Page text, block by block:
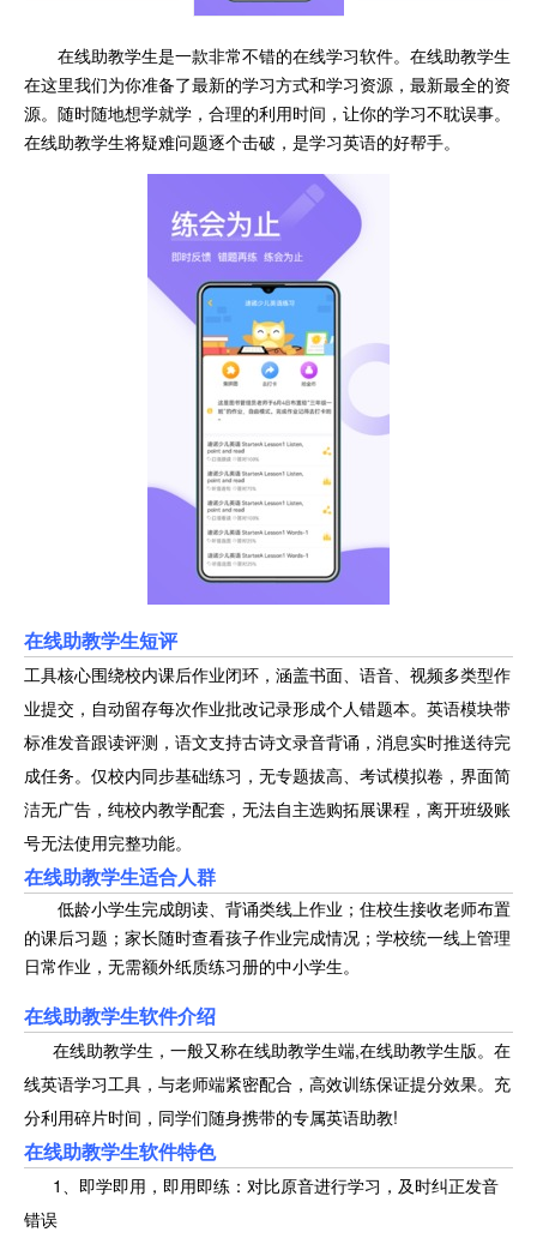
在线助教学生是一款非常不错的在线学习软件。在线助教学生
在这里我们为你准备了最新的学习方式和学习资源，最新最全的资
源。随时随地想学就学，合理的利用时间，让你的学习不耽误事。
在线助教学生将疑难问题逐个击破，是学习英语的好帮手。
在线助教学生短评
工具核心围绕校内课后作业闭环，涵盖书面、语音、视频多类型作
业提交，自动留存每次作业批改记录形成个人错题本。英语模块带
标准发音跟读评测，语文支持古诗文录音背诵，消息实时推送待完
成任务。仅校内同步基础练习，无专题拔高、考试模拟卷，界面简
洁无广告，纯校内教学配套，无法自主选购拓展课程，离开班级账
号无法使用完整功能。
在线助教学生适合人群
低龄小学生完成朗读、背诵类线上作业；住校生接收老师布置
的课后习题；家长随时查看孩子作业完成情况；学校统一线上管理
日常作业，无需额外纸质练习册的中小学生。
在线助教学生软件介绍
在线助教学生，一般又称在线助教学生端,在线助教学生版。在
线英语学习工具，与老师端紧密配合，高效训练保证提分效果。充
分利用碎片时间，同学们随身携带的专属英语助教!
在线助教学生软件特色
1、即学即用，即用即练：对比原音进行学习，及时纠正发音
错误